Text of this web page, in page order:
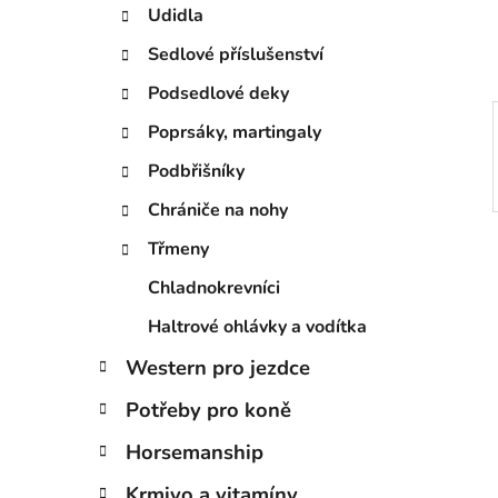
Udidla
Sedlové příslušenství
Podsedlové deky
Poprsáky, martingaly
Podbřišníky
Chrániče na nohy
Třmeny
Chladnokrevníci
Haltrové ohlávky a vodítka
Western pro jezdce
Potřeby pro koně
Horsemanship